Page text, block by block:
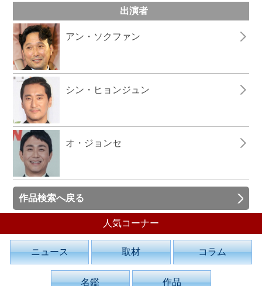
出演者
アン・ソクファン
シン・ヒョンジュン
オ・ジョンセ
作品検索へ戻る
人気コーナー
ニュース 取材 コラム
名鑑 作品